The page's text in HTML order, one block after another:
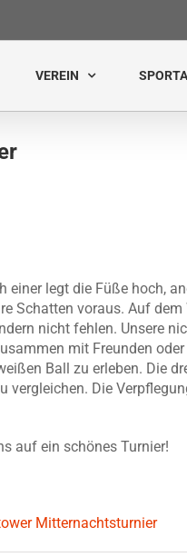
VEREIN
legt die Füße hoch,
Schatten voraus. Auf
nicht fehlen. Unsere
mit Freunden
Ball zu erleben. Die
vergleichen. Die
auf ein schönes Turnier!
Mitternachtsturnier